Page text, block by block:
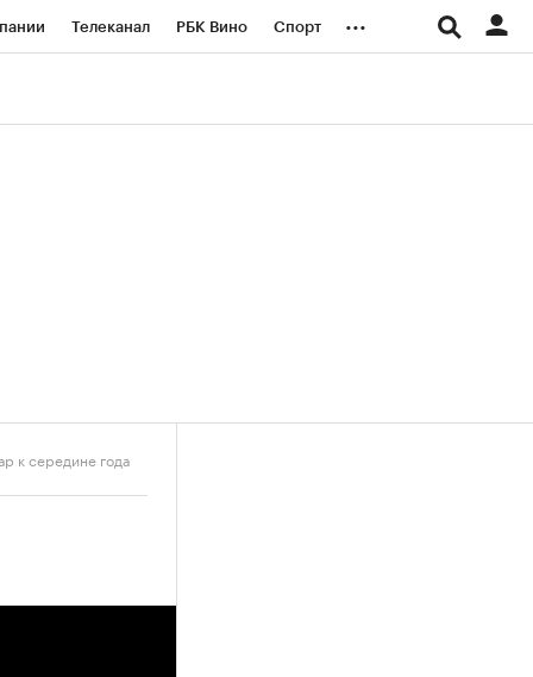
Телеканал РБК Вино Спорт ...
к середине года